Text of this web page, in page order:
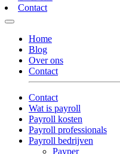
Contact
Home
Blog
Over ons
Contact
Contact
Wat is payroll
Payroll kosten
Payroll professionals
Payroll bedrijven
Payper